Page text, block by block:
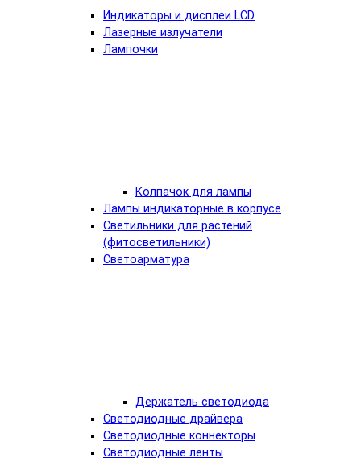
Индикаторы и дисплеи LCD
Лазерные излучатели
Лампочки
Колпачок для лампы
Лампы индикаторные в корпусе
Светильники для растений
(фитосветильники)
Светоарматура
Держатель светодиода
Светодиодные драйвера
Светодиодные коннекторы
Светодиодные ленты